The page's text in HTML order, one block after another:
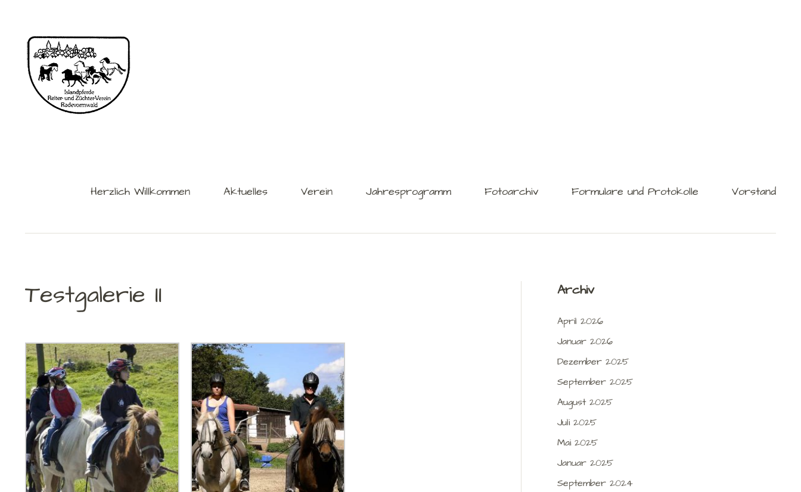
Herzlich Willkommen Aktuelles Verein Jahresprogramm Fotoarchiv Formulare und Protokolle Vorstand
Testgalerie II Archiv
April 2026
Januar 2026
Dezember 2025
September 2025
August 2025
Juli 2025
Mai 2025
Januar 2025
September 2024